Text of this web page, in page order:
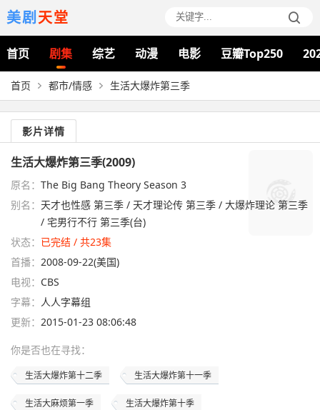
美剧天堂
首页 剧集 综艺 动漫 电影 豆瓣Top250
首页 都市/情感 生活大爆炸第三季
影片详情
生活大爆炸第三季(2009)
原名： The Big Bang Theory Season 3
别名： 天才也性感 第三季 / 天才理论传 第三季 / 大爆炸理论 第三季
/ 宅男行不行 第三季(台)
状态： 已完结 / 共23集
首播： 2008-09-22(美国)
电视： CBS
字幕： 人人字幕组
更新： 2015-01-23 08:06:48
你是否也在寻找：
生活大爆炸第十二季 生活大爆炸第十一季
生活大麻烦第一季 生活大爆炸第十季